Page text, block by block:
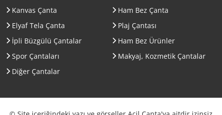
Kanvas Çanta
Ham Bez Çanta
Elyaf Tela Çanta
Plaj Çantası
İpli Büzgülü Çantalar
Ham Bez Ürünler
Spor Çantaları
Makyaj, Kozmetik Çantalar
Diğer Çantalar